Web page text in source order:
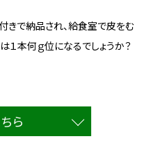
きで納品され、給食室で皮をむ
１本何ｇ位になるでしょうか？
ら